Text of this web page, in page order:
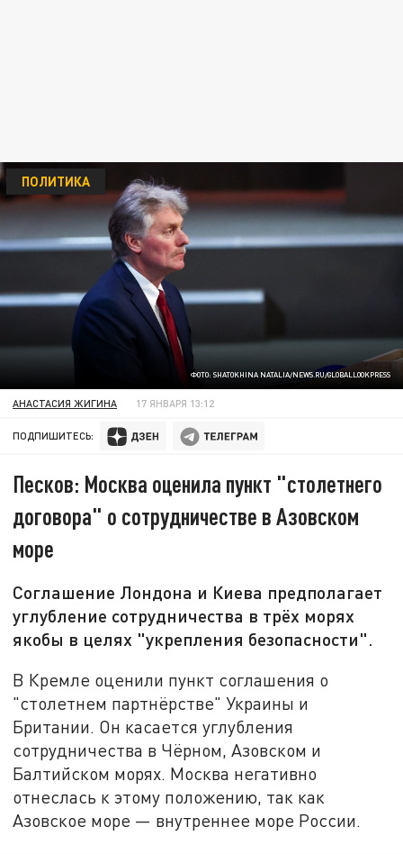
ФОТО: SHATOKHINA NATALIA/NEWS.RU/GLOBALLOOKPRESS
ПОЛИТИКА
АНАСТАСИЯ ЖИГИНА 17 ЯНВАРЯ 13:12
ПОДПИШИТЕСЬ:
Песков: Москва оценила пункт "столетнего
договора" о сотрудничестве в Азовском
море
Соглашение Лондона и Киева предполагает
углубление сотрудничества в трёх морях
якобы в целях "укрепления безопасности".
В Кремле оценили пункт соглашения о
"столетнем партнёрстве" Украины и
Британии. Он касается углубления
сотрудничества в Чёрном, Азовском и
Балтийском морях. Москва негативно
отнеслась к этому положению, так как
Азовское море — внутреннее море России.